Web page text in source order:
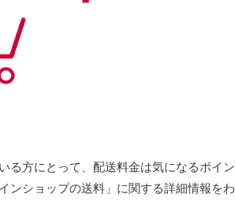
る方にとって、配送料金は気になるポイン
ンショップの送料」に関する詳細情報をわ